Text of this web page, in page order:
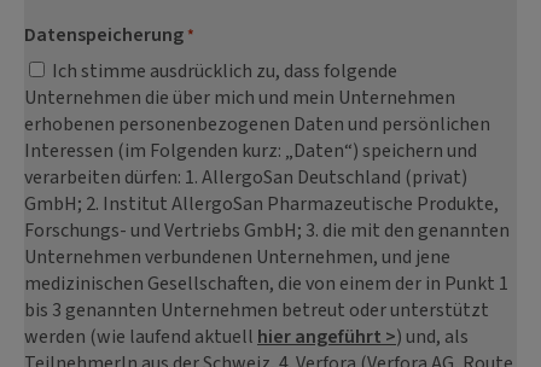
Datenspeicherung *
Ich stimme ausdrücklich zu, dass folgende
Unternehmen die über mich und mein Unternehmen
erhobenen personenbezogenen Daten und persönlichen
Interessen (im Folgenden kurz: „Daten“) speichern und
verarbeiten dürfen: 1. AllergoSan Deutschland (privat)
GmbH; 2. Institut AllergoSan Pharmazeutische Produkte,
Forschungs- und Vertriebs GmbH; 3. die mit den genannten
Unternehmen verbundenen Unternehmen, und jene
medizinischen Gesellschaften, die von einem der in Punkt 1
bis 3 genannten Unternehmen betreut oder unterstützt
werden (wie laufend aktuellhier angeführt >) und, als